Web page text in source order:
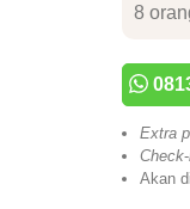
8
Extra
Check-
Akan